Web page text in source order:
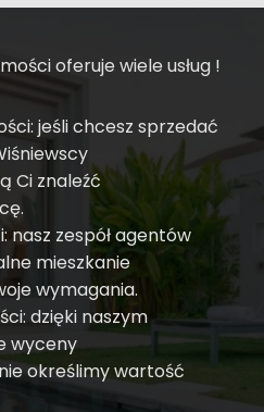
oferuje wiele usług !
jeśli chcesz sprzedać
Ci znaleźć
nasz zespół agentów
mieszkanie
wymagania.
dzięki naszym
wyceny
określimy wartość